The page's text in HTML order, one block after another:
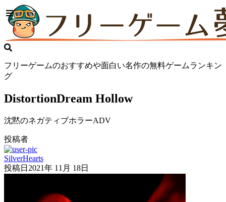
フリーゲームのおすすめや面白い名作の無料ゲームランキン
グ
DistortionDream Hollow
沈黙のネガティブホラーADV
投稿者
SilverHearts
投稿日 2021年 11月 18日